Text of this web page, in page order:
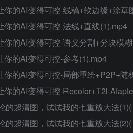
你的AI变得可控-线稿+软边缘+涂草
你的AI变得可控-法线+直线(1).mp4
你的AI变得可控-语义分割+分块模
你的Al变得可控-参考(1).mp4
你的AI变得可控-局部重绘+P2P+随
你的AI变得可控-Recolor+T2l-
的超清图，试试我的七重放大法
的超清图，试试我的七重放大法